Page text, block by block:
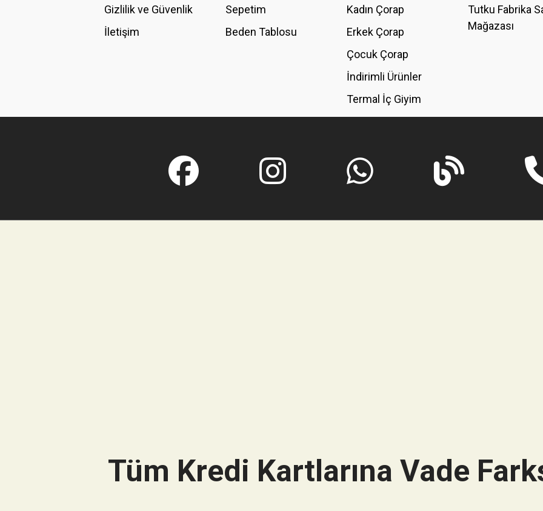
Gizlilik ve Güvenlik
İletişim
Sepetim
Beden Tablosu
Kadın Çorap
Erkek Çorap
Çocuk Çorap
İndirimli Ürünler
Termal İç Giyim
Tutku Fabrika
Mağazası
Tüm Kredi Kartlarına Vade